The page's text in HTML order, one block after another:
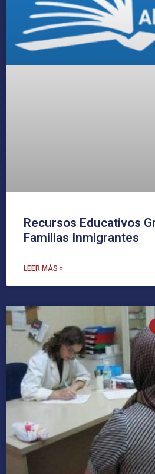
Recursos Educativos
Familias Inmigrantes
LEER MÁS »